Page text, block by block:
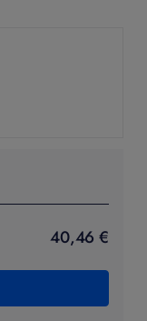
40,46 €